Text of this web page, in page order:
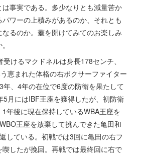
事実である。多少なりとも減量苦か
ワーの上積みがあるのか、それとも
るのか。蓋を開けてみてのお楽しみ
けるマクドネルは身長178センチ、
恵まれた体格の右ボクサーファイター
年、4年の在位で6度の防衛を果たして
5月にはIBF王座を獲得したが、初防衛
年後に現在保持しているWBA王座を
王座を放棄して挑んできた亀田和
している。初戦では3回に亀田の右フ
したが挽回。再戦では最終回に右で